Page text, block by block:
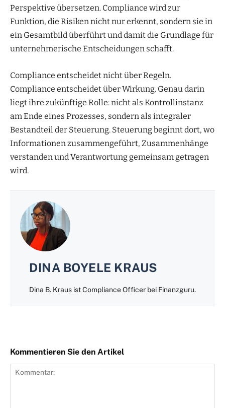
Perspektive übersetzen. Compliance wird zur
Funktion, die Risiken nicht nur erkennt, sondern sie in
ein Gesamtbild überführt und damit die Grundlage für
unternehmerische Entscheidungen schafft.
Compliance entscheidet nicht über Regeln.
Compliance entscheidet über Wirkung. Genau darin
liegt ihre zukünftige Rolle: nicht als Kontrollinstanz
am Ende eines Prozesses, sondern als integraler
Bestandteil der Steuerung. Steuerung beginnt dort, wo
Informationen zusammengeführt, Zusammenhänge
verstanden und Verantwortung gemeinsam getragen
wird.
DINA BOYELE KRAUS
Dina B. Kraus ist Compliance Officer bei Finanzguru.
Kommentieren Sie den Artikel